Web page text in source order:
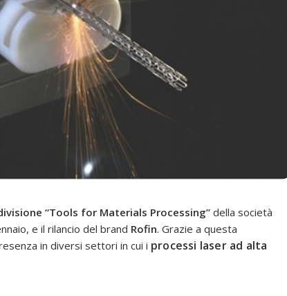
“Tools for Materials Processing” della società
e il rilancio del brand Rofin. Grazie a questa
in diversi settori in cui i processi laser ad alta